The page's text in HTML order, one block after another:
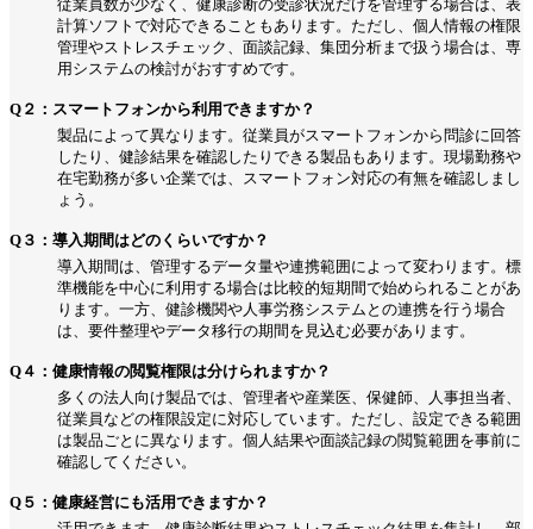
従業員数が少なく、健康診断の受診状況だけを管理する場合は、表
計算ソフトで対応できることもあります。ただし、個人情報の権限
管理やストレスチェック、面談記録、集団分析まで扱う場合は、専
用システムの検討がおすすめです。
Q２：スマートフォンから利用できますか？
製品によって異なります。従業員がスマートフォンから問診に回答
したり、健診結果を確認したりできる製品もあります。現場勤務や
在宅勤務が多い企業では、スマートフォン対応の有無を確認しまし
ょう。
Q３：導入期間はどのくらいですか？
導入期間は、管理するデータ量や連携範囲によって変わります。標
準機能を中心に利用する場合は比較的短期間で始められることがあ
ります。一方、健診機関や人事労務システムとの連携を行う場合
は、要件整理やデータ移行の期間を見込む必要があります。
Q４：健康情報の閲覧権限は分けられますか？
多くの法人向け製品では、管理者や産業医、保健師、人事担当者、
従業員などの権限設定に対応しています。ただし、設定できる範囲
は製品ごとに異なります。個人結果や面談記録の閲覧範囲を事前に
確認してください。
Q５：健康経営にも活用できますか？